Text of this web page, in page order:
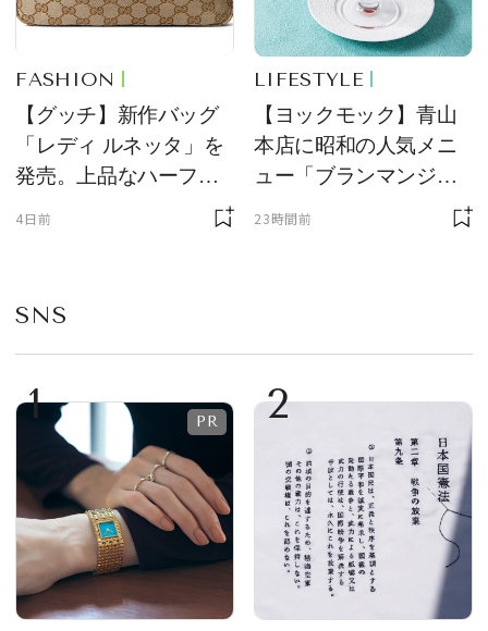
FASHION
【グッチ】新作バッグ
「レディ ルネッタ」を
発売。上品なハーフム
ーン型がスタイリング
4日前
LIFESTYLE
【ヨックモック】青山
本店に昭和の人気メニ
ュー「ブランマンジ
ェ」「ダックワーズ」
23時間前
SNS
1 2